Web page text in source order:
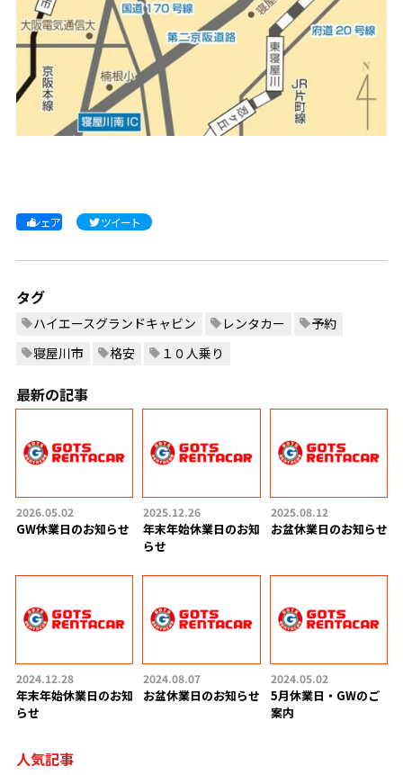
シェア ツイート
タグ
ハイエースグランドキャビン レンタカー
予約
寝屋川市
格安 １０人乗り
最新の記事
2026.05.02
GW休業日のお知らせ
2025.12.26
年末年始休業日のお知
らせ
2025.08.12
お盆休業日のお知らせ
2024.12.28
年末年始休業日のお知
らせ
2024.08.07
お盆休業日のお知らせ
2024.05.02
5月休業日・GWのご
案内
人気記事